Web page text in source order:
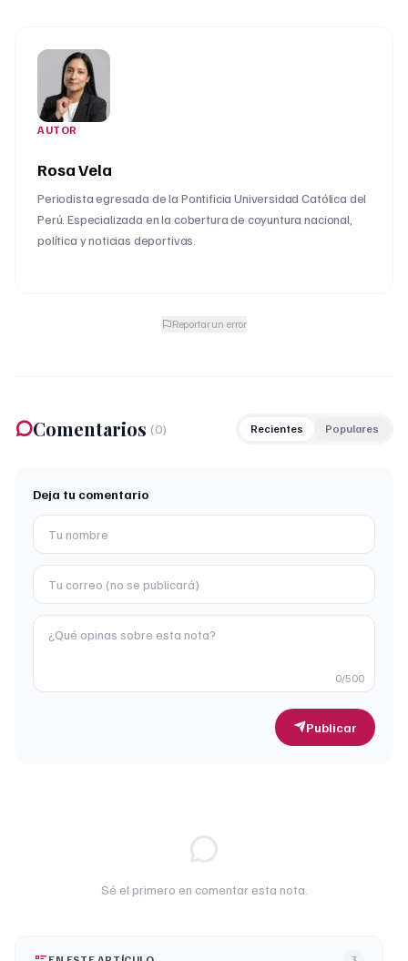
AUTOR
Rosa Vela
Periodista egresada de la Pontificia Universidad Católica del
Perú. Especializada en la cobertura de coyuntura nacional,
política y noticias deportivas.
Reportar un error
Comentarios (0) Recientes Populares
Deja tu comentario
0/500
Publicar
Sé el primero en comentar esta nota.